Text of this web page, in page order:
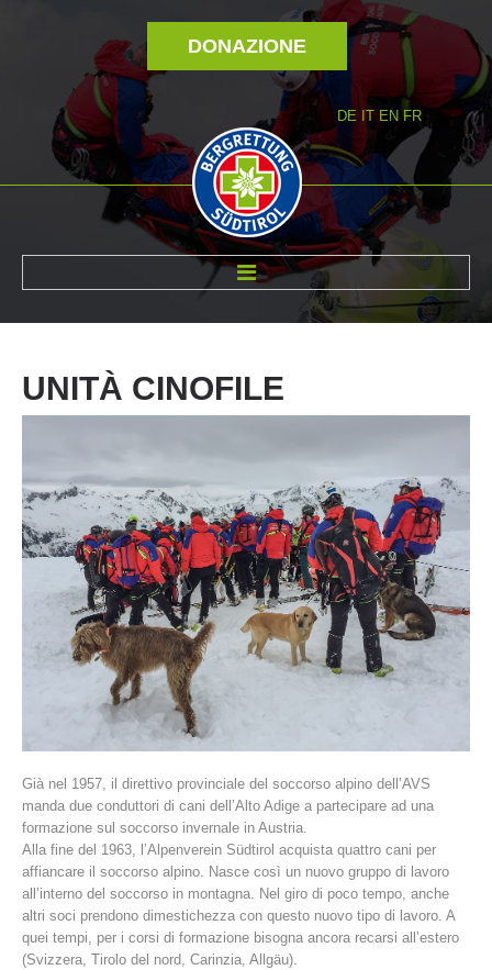
DONAZIONE
DE IT EN FR
UNITÀ CINOFILE
Già nel 1957, il direttivo provinciale del soccorso alpino dell’AVS
manda due conduttori di cani dell’Alto Adige a partecipare ad una
formazione sul soccorso invernale in Austria.
Alla fine del 1963, l’Alpenverein Südtirol acquista quattro cani per
affiancare il soccorso alpino. Nasce così un nuovo gruppo di lavoro
all’interno del soccorso in montagna. Nel giro di poco tempo, anche
altri soci prendono dimestichezza con questo nuovo tipo di lavoro. A
quei tempi, per i corsi di formazione bisogna ancora recarsi all’estero
(Svizzera, Tirolo del nord, Carinzia, Allgäu).